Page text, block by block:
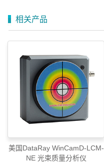
相关产品
美国DataRay WinCamD-LCM-
NE 光束质量分析仪